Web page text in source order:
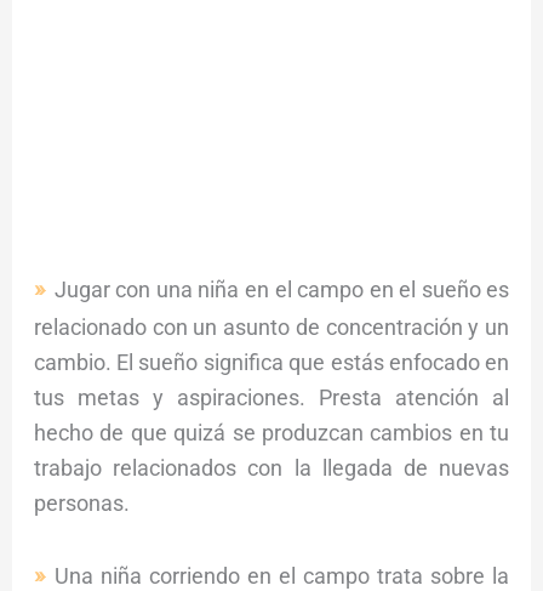
Jugar con una niña en el campo en el sueño es
relacionado con un asunto de concentración y un
cambio. El sueño significa que estás enfocado en
tus metas y aspiraciones. Presta atención al
hecho de que quizá se produzcan cambios en tu
trabajo relacionados con la llegada de nuevas
personas.
Una niña corriendo en el campo trata sobre la